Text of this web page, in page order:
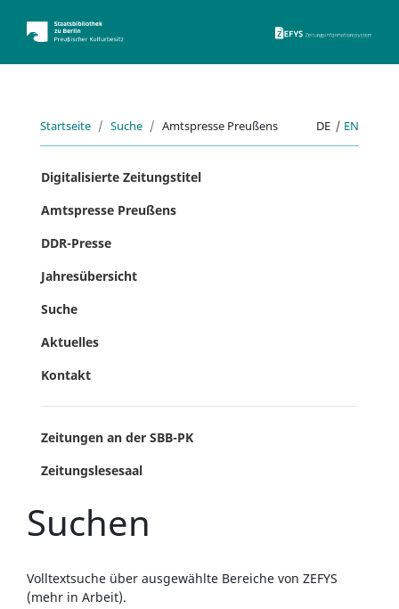
Startseite Suche Amtspresse Preußens DE | EN
Digitalisierte Zeitungstitel
Amtspresse Preußens
DDR-Presse
Jahresübersicht
Suche
Aktuelles
Kontakt
Zeitungen an der SBB-PK
Zeitungslesesaal
Suchen
Volltextsuche über ausgewählte Bereiche von ZEFYS
(mehr in Arbeit).